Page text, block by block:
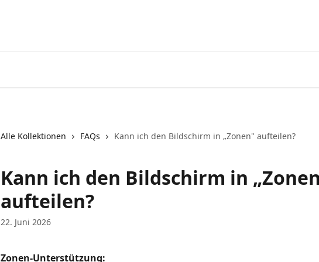
Alle Kollektionen FAQs Kann ich den Bildschirm in „Zonen" aufteilen?
Kann ich den Bildschirm in
aufteilen?
22. Juni 2026
Zonen-Unterstützung: